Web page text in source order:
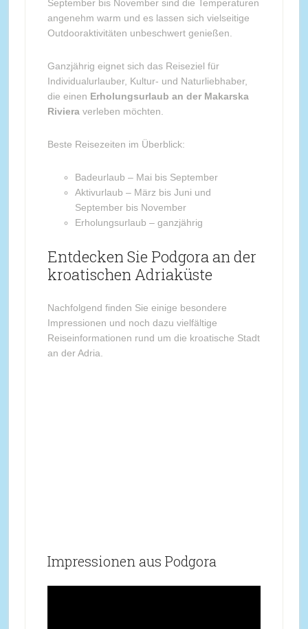
September bis November sind die Temperaturen
angenehm warm und es lassen sich vielseitige
Outdooraktivitäten unbeschwert genießen.
Ganzjährig eignet sich das Reiseziel für
Individualurlauber, Kultur- und Naturliebhaber,
die einen Erholungsurlaub an der Makarska
Rivieraverleben möchten.
Beste Reisezeiten im Überblick:
Badeurlaub – Mai bis September
Aktivurlaub – März bis Juni und
September bis November
Erholungsurlaub – ganzjährig
Entdecken Sie Podgora an der
kroatischen Adriaküste
Nachfolgend finden Sie einige besondere
Impressionen und noch dazu vielfältige
Reiseinformationen rund um die kroatische Stadt
an der Adria.
Impressionen aus Podgora